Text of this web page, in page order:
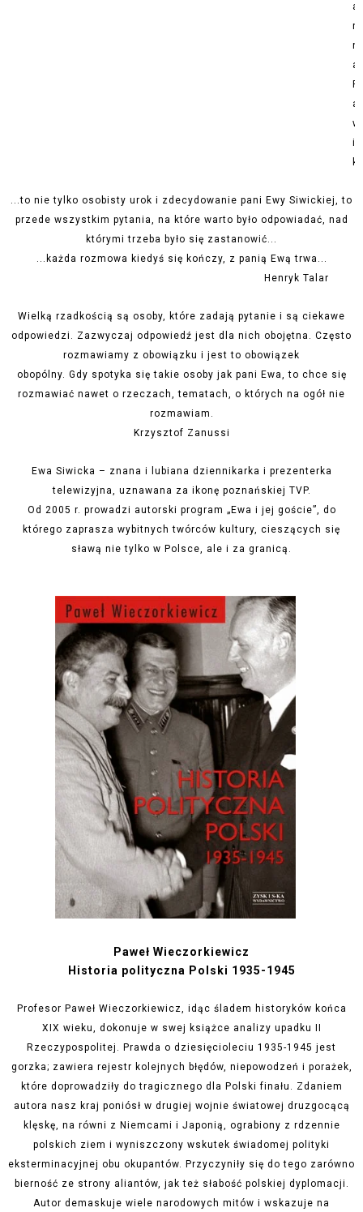
a
n
n
a
R
a
w
i
k
...to nie tylko osobisty urok i zdecydowanie pani Ewy Siwickiej, to
przede wszystkim pytania, na które warto było odpowiadać, nad
którymi trzeba było się zastanowić...
...każda rozmowa kiedyś się kończy, z panią Ewą trwa...
Henryk Talar
Wielką rzadkością są osoby, które zadają pytanie i są ciekawe
odpowiedzi. Zazwyczaj odpowiedź jest dla nich obojętna. Często
rozmawiamy z obowiązku i jest to obowiązek
obopólny. Gdy spotyka się takie osoby jak pani Ewa, to chce się
rozmawiać nawet o rzeczach, tematach, o których na ogół nie
rozmawiam.
Krzysztof Zanussi
Ewa Siwicka – znana i lubiana dziennikarka i prezenterka
telewizyjna, uznawana za ikonę poznańskiej TVP.
Od 2005 r. prowadzi autorski program „Ewa i jej goście”, do
którego zaprasza wybitnych twórców kultury, cieszących się
sławą nie tylko w Polsce, ale i za granicą.
Paweł Wieczorkiewicz
Historia polityczna Polski 1935-1945
Profesor Paweł Wieczorkiewicz, idąc śladem historyków końca
XIX wieku, dokonuje w swej książce analizy upadku II
Rzeczypospolitej. Prawda o dziesięcioleciu 1935-1945 jest
gorzka; zawiera rejestr kolejnych błędów, niepowodzeń i porażek,
które doprowadziły do tragicznego dla Polski finału. Zdaniem
autora nasz kraj poniósł w drugiej wojnie światowej druzgocącą
klęskę, na równi z Niemcami i Japonią, ograbiony z rdzennie
polskich ziem i wyniszczony wskutek świadomej polityki
eksterminacyjnej obu okupantów. Przyczyniły się do tego zarówno
bierność ze strony aliantów, jak też słabość polskiej dyplomacji.
Autor demaskuje wiele narodowych mitów i wskazuje na